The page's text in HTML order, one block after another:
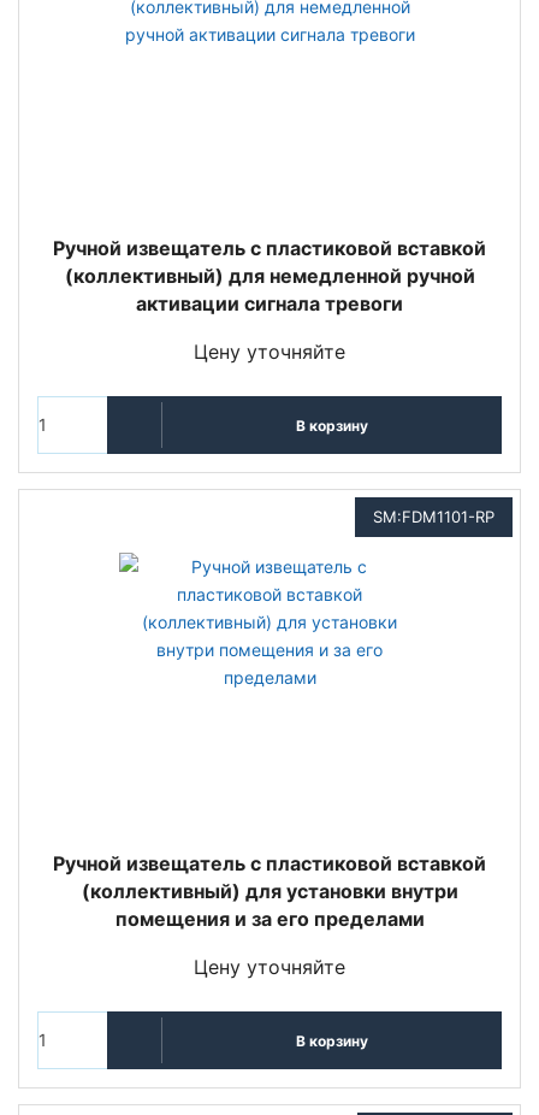
Ручной извещатель с пластиковой вставкой
(коллективный) для немедленной ручной
активации сигнала тревоги
Цену уточняйте
В корзину
SM:FDM1101-RP
Ручной извещатель с пластиковой вставкой
(коллективный) для установки внутри
помещения и за его пределами
Цену уточняйте
В корзину